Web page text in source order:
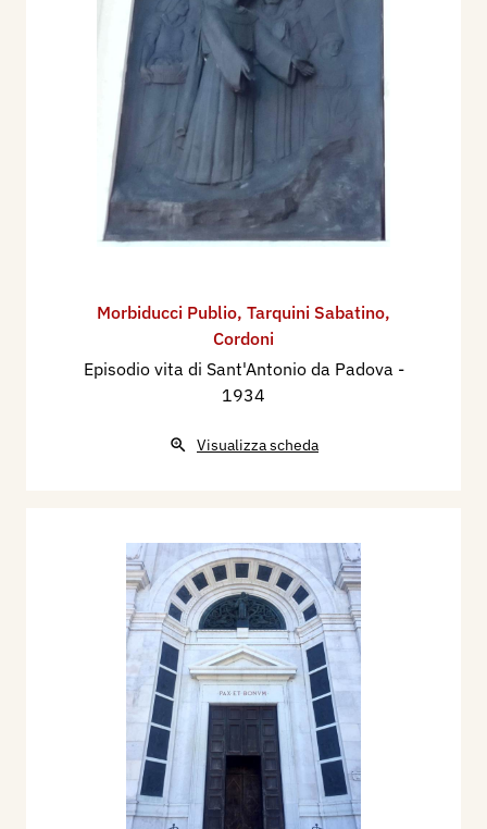
Morbiducci Publio, Tarquini Sabatino,
Cordoni
Episodio vita di Sant'Antonio da Padova -
1934
Visualizza scheda